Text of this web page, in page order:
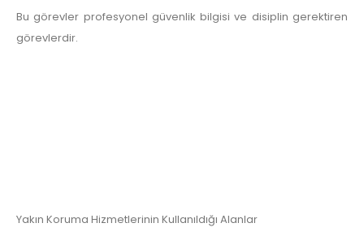
Bu görevler profesyonel güvenlik bilgisi ve disiplin gerektiren
görevlerdir.
Yakın Koruma Hizmetlerinin Kullanıldığı Alanlar